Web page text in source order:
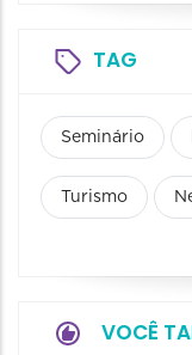
TAG
Seminário
Turismo
VOCÊ